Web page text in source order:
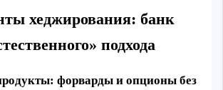
хеджирования: банк
подхода
форварды и опционы без